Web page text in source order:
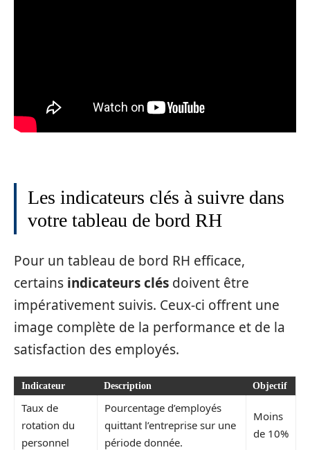
Les indicateurs clés à suivre dans
votre tableau de bord RH
Pour un tableau de bord RH efficace,
certains indicateurs clés doivent être
impérativement suivis. Ceux-ci offrent une
image complète de la performance et de la
satisfaction des employés.
Indicateur Description Objectif
Taux de
rotation du
personnel
Pourcentage d’employés
quittant l’entreprise sur une
période donnée.
Moins
de 10%